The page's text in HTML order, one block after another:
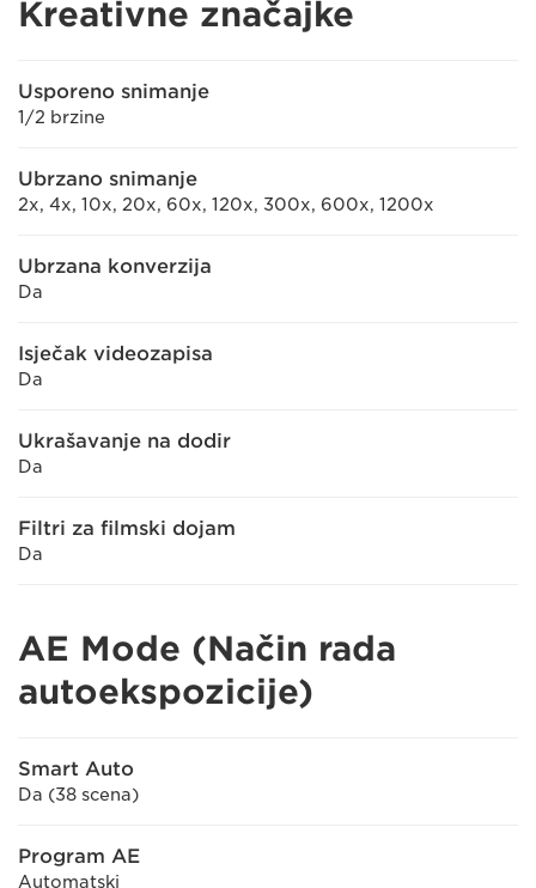
Kreativne značajke
Usporeno snimanje
1/2 brzine
Ubrzano snimanje
2x, 4x, 10x, 20x, 60x, 120x, 300x, 600x, 1200x
Ubrzana konverzija
Da
Isječak videozapisa
Da
Ukrašavanje na dodir
Da
Filtri za filmski dojam
Da
AE Mode (Način rada
autoekspozicije)
Smart Auto
Da (38 scena)
Program AE
Automatski